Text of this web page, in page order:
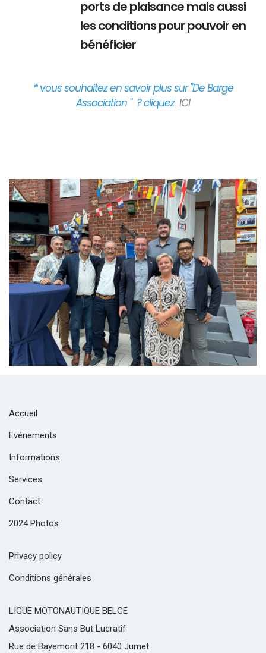
ports de plaisance mais aussi
les conditions pour pouvoir en
bénéficier
* vous souhaitez en savoir plus sur "De Barge
Association " ? cliquez ICI
Branding
ARMCHAIR
Accueil
Evénements
Informations
Services
Contact
2024 Photos
Privacy policy
Conditions générales
LIGUE MOTONAUTIQUE BELGE
Association Sans But Lucratif
Rue de Bayemont 218 - 6040 Jumet